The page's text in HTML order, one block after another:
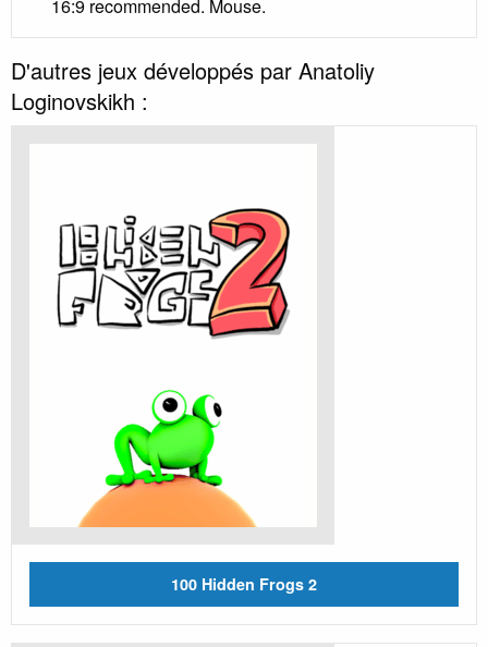
16:9 recommended. Mouse.
D'autres jeux développés par Anatoliy
Loginovskikh :
100 Hidden Frogs 2